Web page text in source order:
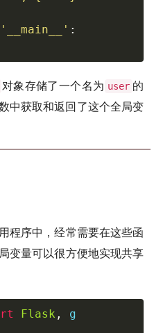
'__main__' :
对象存储了一个名为 user 的
中获取和返回了这个全局变
程序中，经常需要在这些函
变量可以很方便地实现共享
Flask , g